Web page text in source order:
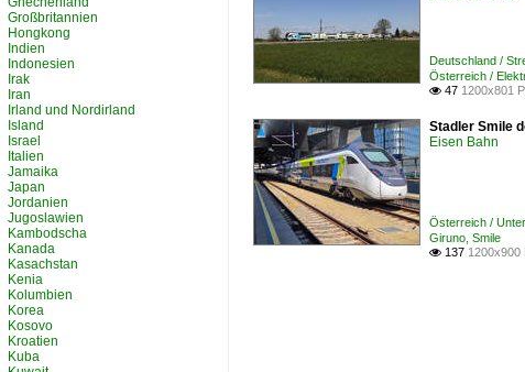
Deutschland /
Österreich /
 47 1200x801
Stadler Smile
Eisen Bahn
Österreich /
Giruno, Smile
 137 1200x900
Großbritannien
Hongkong
Indien
Indonesien
Irak
Iran
Irland und Nordirland
Island
Israel
Italien
Jamaika
Japan
Jordanien
Jugoslawien
Kambodscha
Kanada
Kasachstan
Kenia
Kolumbien
Korea
Kosovo
Kroatien
Kuba